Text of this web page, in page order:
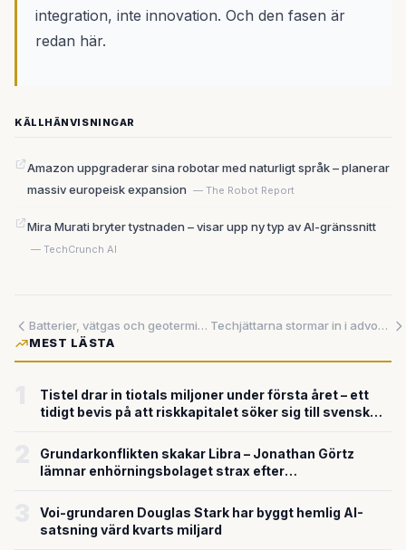
integration, inte innovation. Och den fasen är
redan här.
KÄLLHÄNVISNINGAR
Amazon uppgraderar sina robotar med naturligt språk – planerar
massiv europeisk expansion — The Robot Report
Mira Murati bryter tystnaden – visar upp ny typ av AI-gränssnitt
— TechCrunch AI
Batterier, vätgas och geotermisk kraft tävlar om framtiden – svensk teknik mitt i kapplöpningen
Techjättarna stormar in i advokaternas revir – samtidigt som hårdvarukapprustningen når ny fart
MEST LÄSTA
Tistel drar in tiotals miljoner under första året – ett
tidigt bevis på att riskkapitalet söker sig till svensk
Grundarkonflikten skakar Libra – Jonathan Görtz
lämnar enhörningsbolaget strax efter
Voi-grundaren Douglas Stark har byggt hemlig AI-
satsning värd kvarts miljard